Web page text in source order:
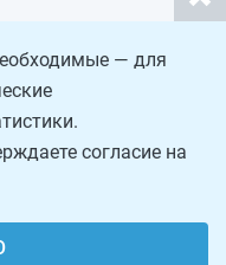
— для
согласие на